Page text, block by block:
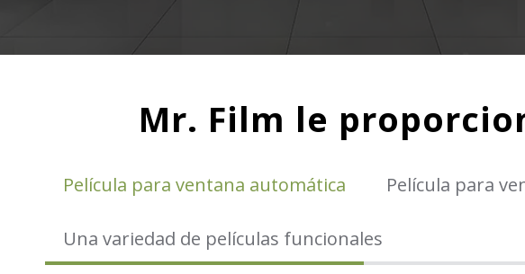
Mr. Film le
Película para ventana automática Película para
Una variedad de películas funcionales